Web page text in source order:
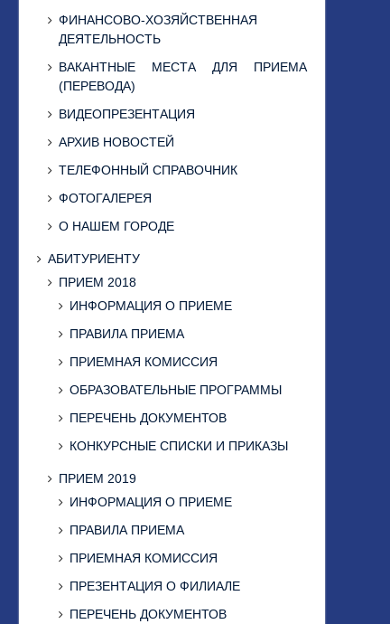
ФИНАНСОВО-ХОЗЯЙСТВЕННАЯ
ДЕЯТЕЛЬНОСТЬ
ВАКАНТНЫЕ МЕСТА ДЛЯ ПРИЕМА
(ПЕРЕВОДА)
ВИДЕОПРЕЗЕНТАЦИЯ
АРХИВ НОВОСТЕЙ
ТЕЛЕФОННЫЙ СПРАВОЧНИК
ФОТОГАЛЕРЕЯ
О НАШЕМ ГОРОДЕ
АБИТУРИЕНТУ
ПРИЕМ 2018
ИНФОРМАЦИЯ О ПРИЕМЕ
ПРАВИЛА ПРИЕМА
ПРИЕМНАЯ КОМИССИЯ
ОБРАЗОВАТЕЛЬНЫЕ ПРОГРАММЫ
ПЕРЕЧЕНЬ ДОКУМЕНТОВ
КОНКУРСНЫЕ СПИСКИ И ПРИКАЗЫ
ПРИЕМ 2019
ИНФОРМАЦИЯ О ПРИЕМЕ
ПРАВИЛА ПРИЕМА
ПРИЕМНАЯ КОМИССИЯ
ПРЕЗЕНТАЦИЯ О ФИЛИАЛЕ
ПЕРЕЧЕНЬ ДОКУМЕНТОВ